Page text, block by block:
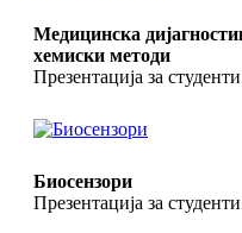
Медицинска
хемиски методи
Презентација за
Биосензори
Презентација за